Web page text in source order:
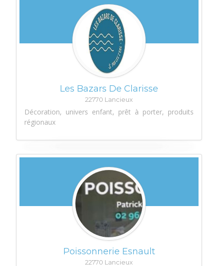
Les Bazars De Clarisse
22770 Lancieux
Décoration, univers enfant, prêt à porter, produits
régionaux
Poissonnerie Esnault
22770 Lancieux